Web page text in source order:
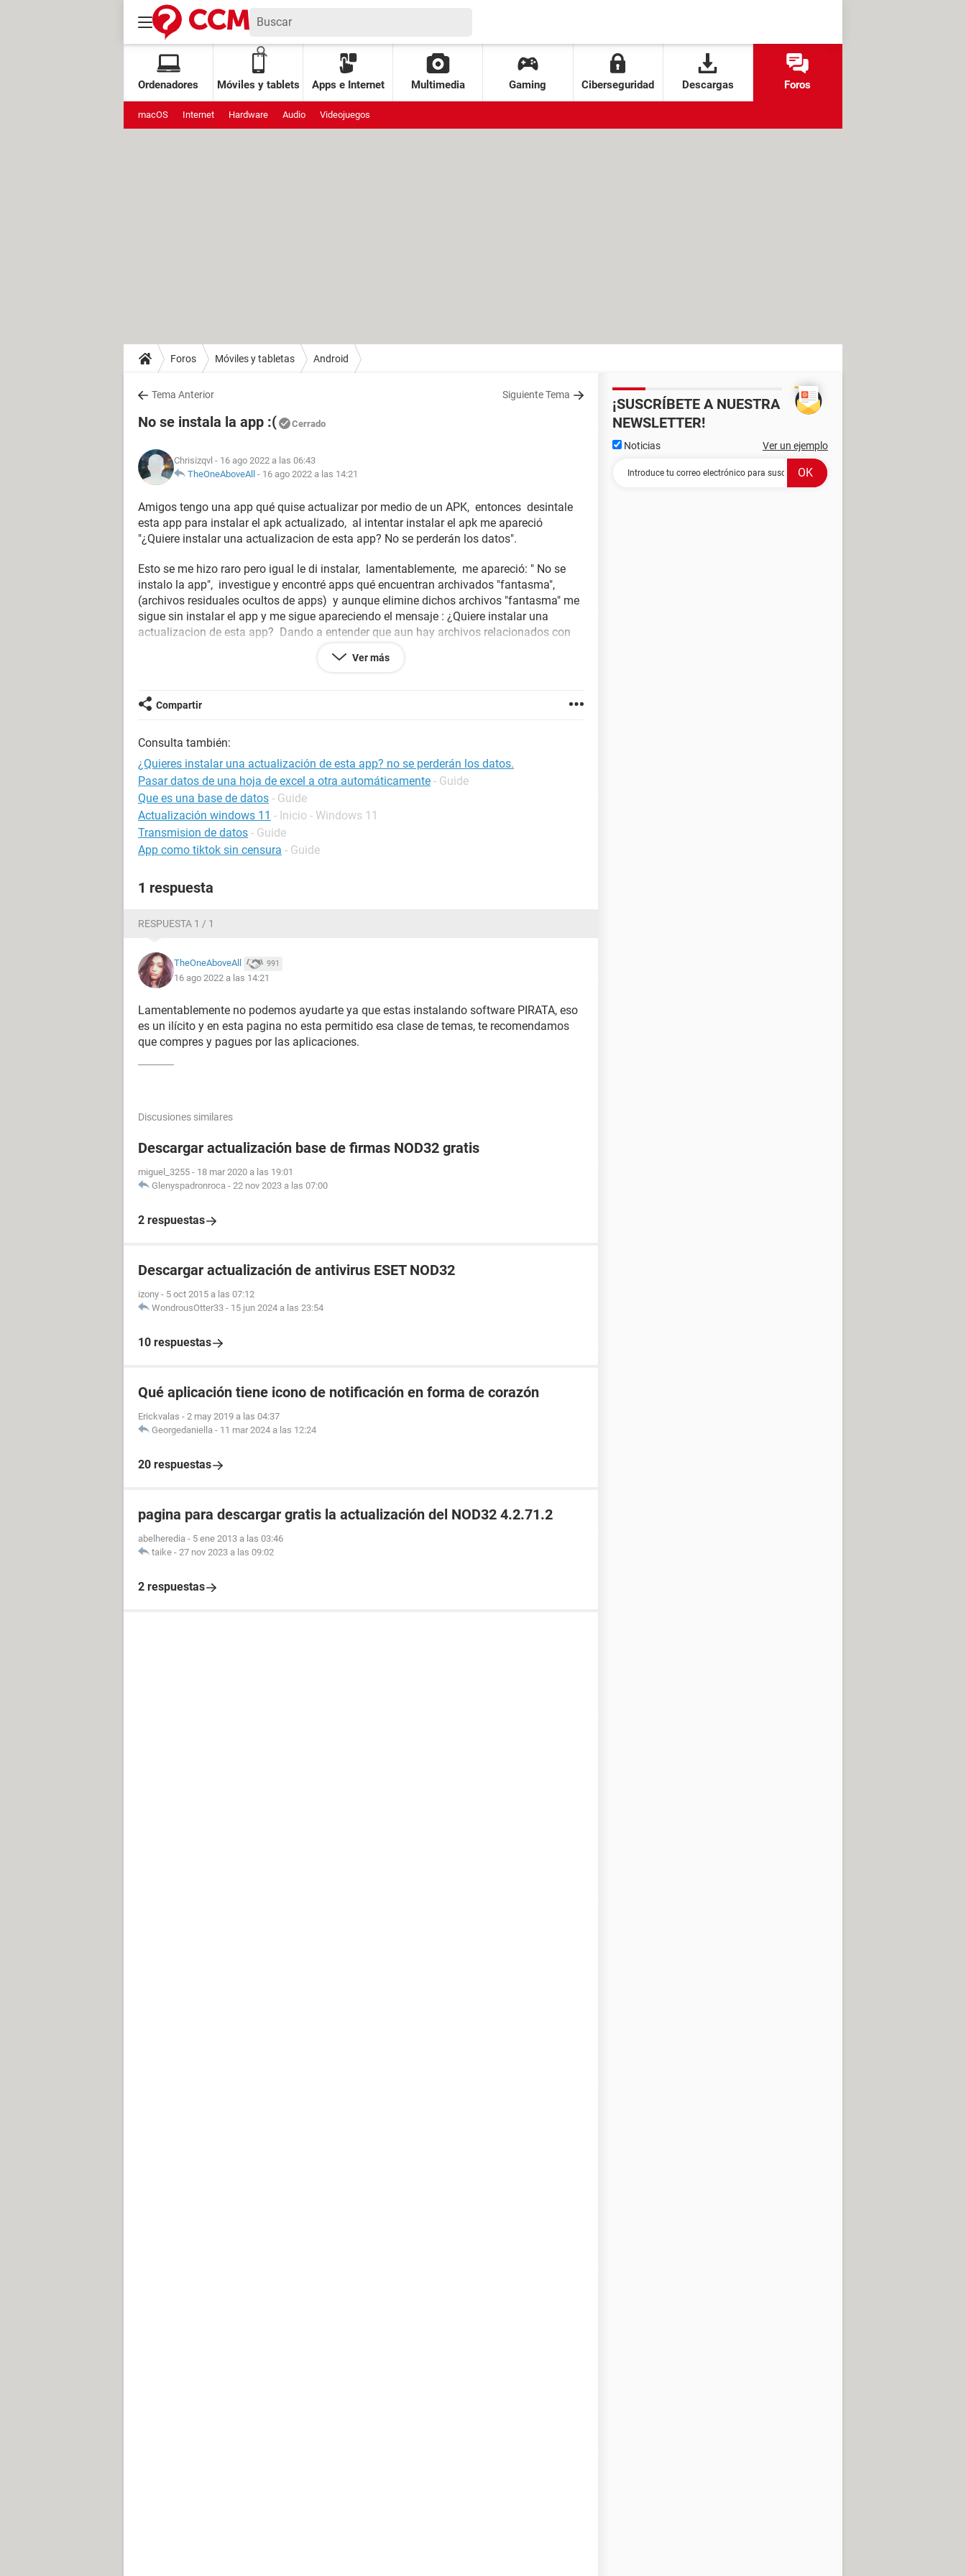
Ordenadores Móviles y tablets Apps e Internet Multimedia Gaming Ciberseguridad Descargas Foros
macOS Internet Hardware Audio Videojuegos
Foros Móviles y tabletas Android
Tema Anterior Siguiente Tema
No se instala la app :( Cerrado
Chrisizqvl - 16 ago 2022 a las 06:43
TheOneAboveAll - 16 ago 2022 a las 14:21
Amigos tengo una app qué quise actualizar por medio de un APK, entonces desintale
esta app para instalar el apk actualizado, al intentar instalar el apk me apareció
"¿Quiere instalar una actualizacion de esta app? No se perderán los datos".
Esto se me hizo raro pero igual le di instalar, lamentablemente, me apareció: " No se
instalo la app", investigue y encontré apps qué encuentran archivados "fantasma",
(archivos residuales ocultos de apps) y aunque elimine dichos archivos "fantasma" me
sigue sin instalar el app y me sigue apareciendo el mensaje : ¿Quiere instalar una
actualizacion de esta app? Dando a entender que aun hay archivos relacionados con
Gracias :')
Ver más
Compartir
Consulta también:
¿Quieres instalar una actualización de esta app? no se perderán los datos.
Pasar datos de una hoja de excel a otra automáticamente - Guide
Que es una base de datos - Guide
Actualización windows 11 - Inicio - Windows 11
Transmision de datos - Guide
App como tiktok sin censura - Guide
1 respuesta
RESPUESTA 1 / 1
TheOneAboveAll 991
16 ago 2022 a las 14:21
Lamentablemente no podemos ayudarte ya que estas instalando software PIRATA, eso
es un ilícito y en esta pagina no esta permitido esa clase de temas, te recomendamos
que compres y pagues por las aplicaciones.
Discusiones similares
Descargar actualización base de firmas NOD32 gratis
miguel_3255 - 18 mar 2020 a las 19:01
Glenyspadronroca - 22 nov 2023 a las 07:00
2 respuestas
Descargar actualización de antivirus ESET NOD32
izony - 5 oct 2015 a las 07:12
WondrousOtter33 - 15 jun 2024 a las 23:54
10 respuestas
Qué aplicación tiene icono de notificación en forma de corazón
Erickvalas - 2 may 2019 a las 04:37
Georgedaniella - 11 mar 2024 a las 12:24
20 respuestas
pagina para descargar gratis la actualización del NOD32 4.2.71.2
abelheredia - 5 ene 2013 a las 03:46
taike - 27 nov 2023 a las 09:02
2 respuestas
¡SUSCRÍBETE A NUESTRA
NEWSLETTER!
Noticias Ver un ejemplo